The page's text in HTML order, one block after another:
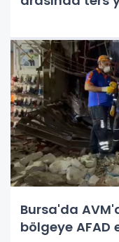
Bursa'da
bölgeye AFAD